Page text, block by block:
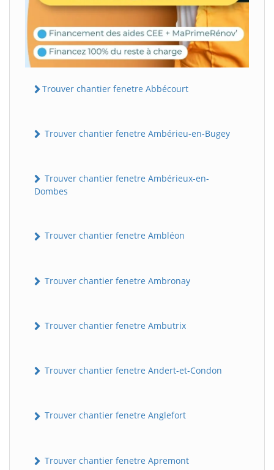
Trouver chantier fenetre Abbécourt
Trouver chantier fenetre Ambérieu-en-Bugey
Trouver chantier fenetre Ambérieux-en-
Dombes
Trouver chantier fenetre Ambléon
Trouver chantier fenetre Ambronay
Trouver chantier fenetre Ambutrix
Trouver chantier fenetre Andert-et-Condon
Trouver chantier fenetre Anglefort
Trouver chantier fenetre Apremont